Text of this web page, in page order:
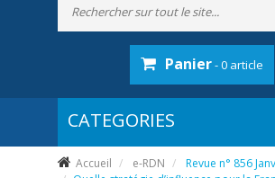
Panier- 0 article
Accueil e-RDN
Revue n° 856